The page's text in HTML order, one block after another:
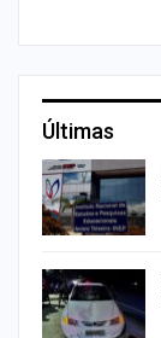
Últimas